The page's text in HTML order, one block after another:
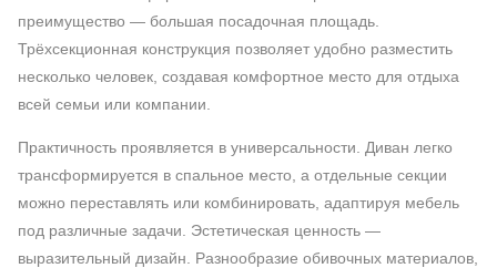
преимущество — большая посадочная площадь.
Трёхсекционная конструкция позволяет удобно разместить
несколько человек, создавая комфортное место для отдыха
всей семьи или компании.
Практичность проявляется в универсальности. Диван легко
трансформируется в спальное место, а отдельные секции
можно переставлять или комбинировать, адаптируя мебель
под различные задачи. Эстетическая ценность —
выразительный дизайн. Разнообразие обивочных материалов,